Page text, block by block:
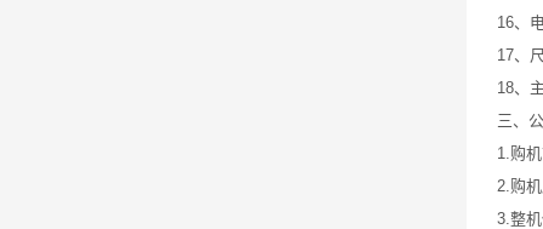
16、
17、
18、
三、
1.购
2.购
3.整